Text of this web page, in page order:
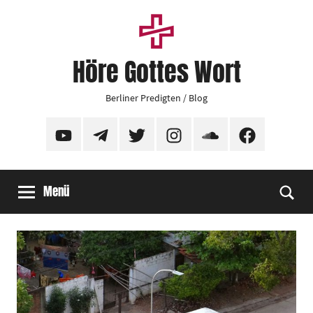
Höre Gottes Wort
Berliner Predigten / Blog
YouTubeTelegramTwitter InstagramSoundCloudFacebook
Menü